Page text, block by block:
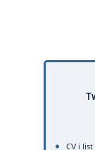
CV i